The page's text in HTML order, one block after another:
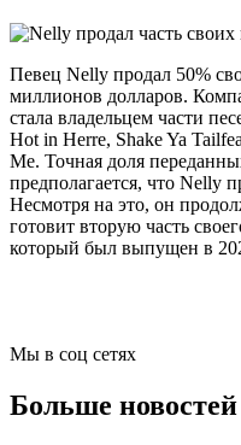
Певец Nelly продал 50%
миллионов долларов.
стала владельцем части
Hot in Herre, Shake Ya
Me. Точная доля
предполагается, что Nelly
Несмотря на это, он
готовит вторую часть
который был выпущен в
Мы в соц сетях
Больше новостей